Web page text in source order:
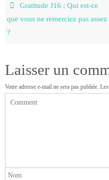
Gratitude J16 : Qui est-ce
que vous ne remerciez pas assez
?
Laisser un
Votre adresse e-mail ne sera pas publiée.